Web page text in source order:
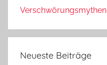
Verschwörungsmythen
Neueste Beiträge